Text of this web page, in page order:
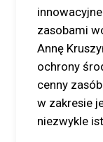
zasobami
Annę
ochrony
cenny
w zakresie
niezwykle